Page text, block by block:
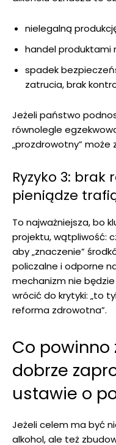
nielegalną
handel produktami
spadek
zatrucia, brak
Jeżeli państwo
równolegle
„prozdrowotny” może
Ryzyko 3:
pieniądze
To najważniejsza, bo
projektu, wątpliwość:
aby „znaczenie”
policzalne i odporne
mechanizm nie
wrócić do krytyki: „to
reforma zdrowotna”.
Co powinno
dobrze
ustawie o
Jeżeli celem ma być
alkohol, ale też